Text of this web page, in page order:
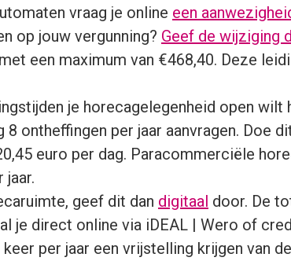
vraag je online een
op jouw vergunning? Geef de wijziging
een maximum van €468,40. Deze
je horecagelegenheid open wilt
8 ontheffingen per jaar aanvragen. Doe
euro per dag. Paracommerciële
jaar.
geef dit dan digitaal door. De
je direct online via iDEAL | Wero of
per jaar een vrijstelling krijgen van